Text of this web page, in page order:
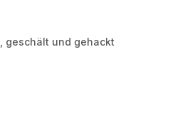
geschält und gehackt